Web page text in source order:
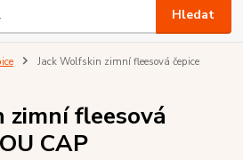
Hledat
Jack Wolfskin zimní fleesová čepice
zimní fleesová
CAP